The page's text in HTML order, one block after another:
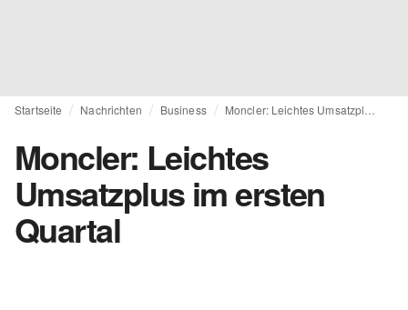
Startseite Nachrichten Business
Moncler: Leichtes
Umsatzplus im ersten
Quartal